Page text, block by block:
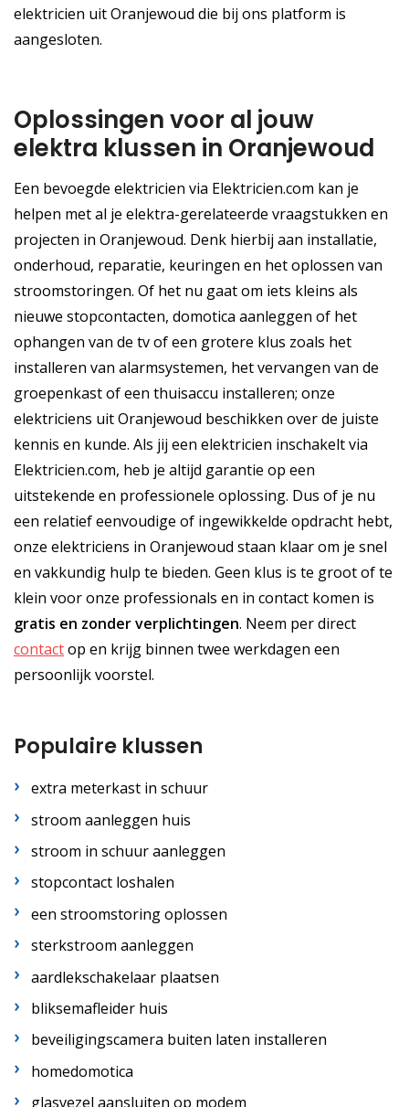
elektricien uit Oranjewoud die bij ons platform is
aangesloten.
Oplossingen voor al jouw
elektra klussen in Oranjewoud
Een bevoegde elektricien via Elektricien.com kan je
helpen met al je elektra-gerelateerde vraagstukken en
projecten in Oranjewoud. Denk hierbij aan installatie,
onderhoud, reparatie, keuringen en het oplossen van
stroomstoringen. Of het nu gaat om iets kleins als
nieuwe stopcontacten, domotica aanleggen of het
ophangen van de tv of een grotere klus zoals het
installeren van alarmsystemen, het vervangen van de
groepenkast of een thuisaccu installeren; onze
elektriciens uit Oranjewoud beschikken over de juiste
kennis en kunde. Als jij een elektricien inschakelt via
Elektricien.com, heb je altijd garantie op een
uitstekende en professionele oplossing. Dus of je nu
een relatief eenvoudige of ingewikkelde opdracht hebt,
onze elektriciens in Oranjewoud staan klaar om je snel
en vakkundig hulp te bieden. Geen klus is te groot of te
klein voor onze professionals en in contact komen is
gratis en zonder verplichtingen. Neem per direct
contactop en krijg binnen twee werkdagen een
persoonlijk voorstel.
Populaire klussen
extra meterkast in schuur
stroom aanleggen huis
stroom in schuur aanleggen
stopcontact loshalen
een stroomstoring oplossen
sterkstroom aanleggen
aardlekschakelaar plaatsen
bliksemafleider huis
beveiligingscamera buiten laten installeren
homedomotica
glasvezel aansluiten op modem